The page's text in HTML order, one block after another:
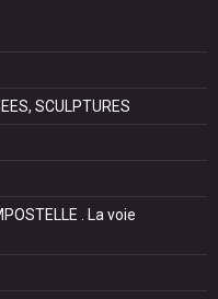
SCULPTURES
. La voie